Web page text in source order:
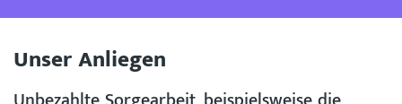
Unser Anliegen